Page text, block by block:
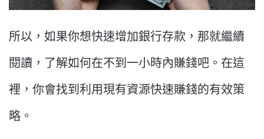
所以，如果你想快速增加銀行存款，那就繼續
閱讀，了解如何在不到一小時內賺錢吧。在這
裡，你會找到利用現有資源快速賺錢的有效策
略。